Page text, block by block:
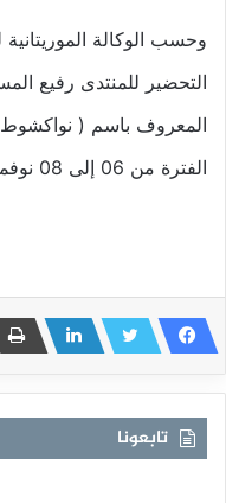
وحسب الوكالة الموريتانية
التحضير للمنتدى رفيع
الفترة من 06 إلى 08 نوفمبر 2024 في موريتانيا .
تابعونا